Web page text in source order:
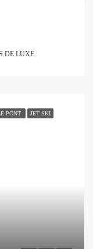
DE LUXE
PONT JET SKI